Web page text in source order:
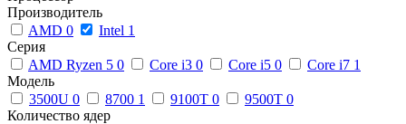
Производитель
AMD 0 Intel 1
Серия
AMD Ryzen 5 0 Core i3 0 Core i5 0 Core i7 1
Модель
3500U 0 8700 1 9100T 0 9500T 0
Количество ядер